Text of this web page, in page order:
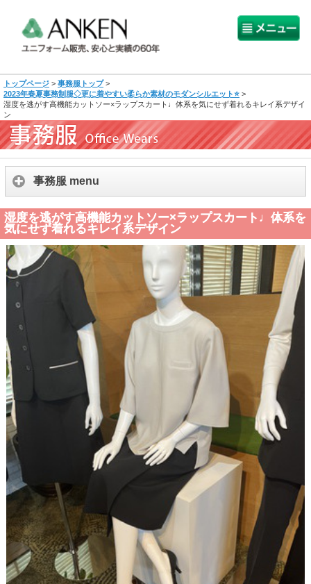
トップページ > 事務服トップ >
2023年春夏事務制服◇更に着やすい柔らか素材のモダンシルエット⭐ >
湿度を逃がす高機能カットソー×ラップスカート♩体系を気にせず着れるキレイ系デザイ
ン
事務服 menu
湿度を逃がす高機能カットソー×ラップスカート♩体系を
気にせず着れるキレイ系デザイン